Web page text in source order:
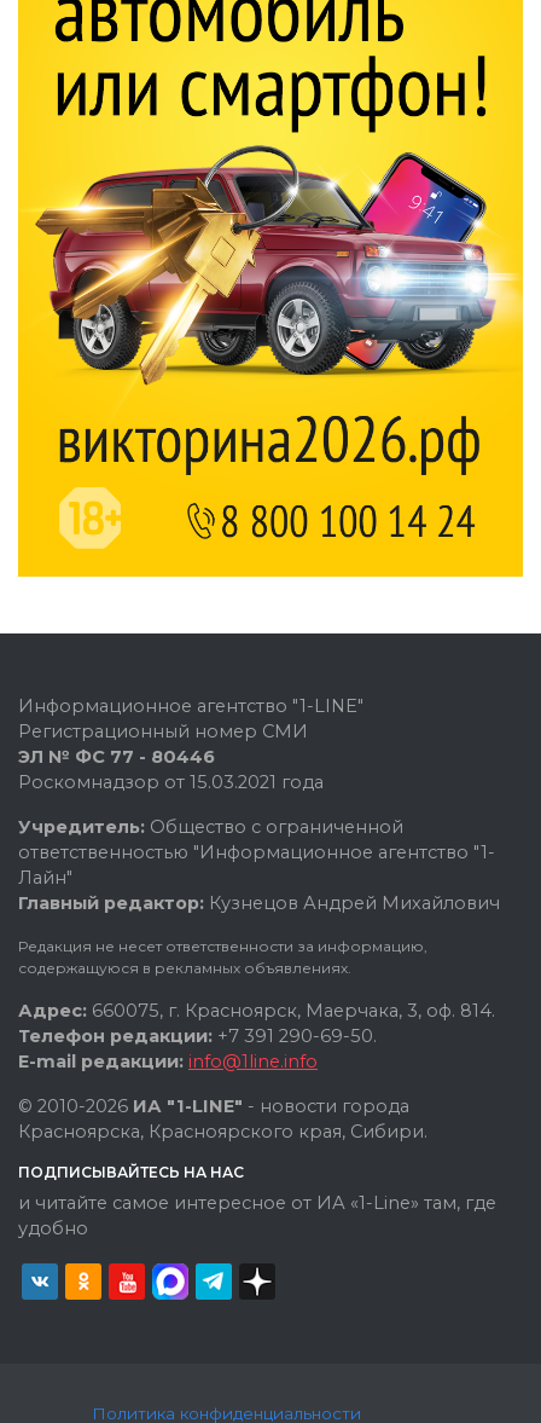
Информационное агентство "1-LINE"
Регистрационный номер СМИ
ЭЛ № ФС 77 - 80446
Роскомнадзор от 15.03.2021 года
Учредитель: Общество с ограниченной
ответственностью "Информационное агентство "1-
Лайн"
Главный редактор: Кузнецов Андрей Михайлович
Редакция не несет ответственности за информацию,
содержащуюся в рекламных объявлениях.
Адрес: 660075, г. Красноярск, Маерчака, 3, оф. 814.
Телефон редакции: +7 391 290-69-50.
E-mail редакции: info@1line.info
© 2010-2026 ИА "1-LINE" - новости города
Красноярска, Красноярского края, Сибири.
ПОДПИСЫВАЙТЕСЬ НА НАС
и читайте самое интересное от ИА «1-Line» там, где
удобно
Политика конфиденциальности